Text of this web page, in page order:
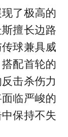
了极高的
擅长边路
球兼具威
配首轮的
击杀伤力
临严峻的
保持不失